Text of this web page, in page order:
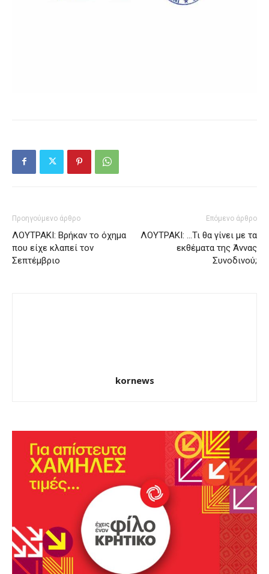
Προηγούμενο άρθρο
ΛΟΥΤΡΑΚΙ: Βρήκαν το όχημα
που είχε κλαπεί τον
Σεπτέμβριο
Επόμενο άρθρο
ΛΟΥΤΡΑΚΙ: …Τι θα γίνει με τα
εκθέματα της Άννας
Συνοδινού;
kornews